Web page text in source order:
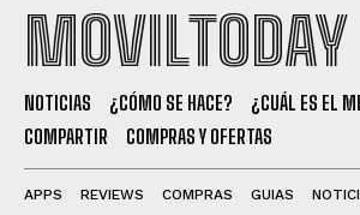
MOVILTODAY
NOTICIAS ¿CÓMO SE HACE?
¿CUÁL ES EL
COMPARTIR
COMPRAS Y OFERTAS
APPS REVIEWS COMPRAS GUIAS